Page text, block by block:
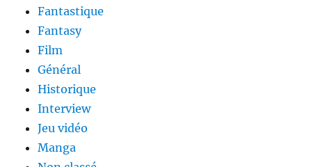
Fantastique
Fantasy
Film
Général
Historique
Interview
Jeu vidéo
Manga